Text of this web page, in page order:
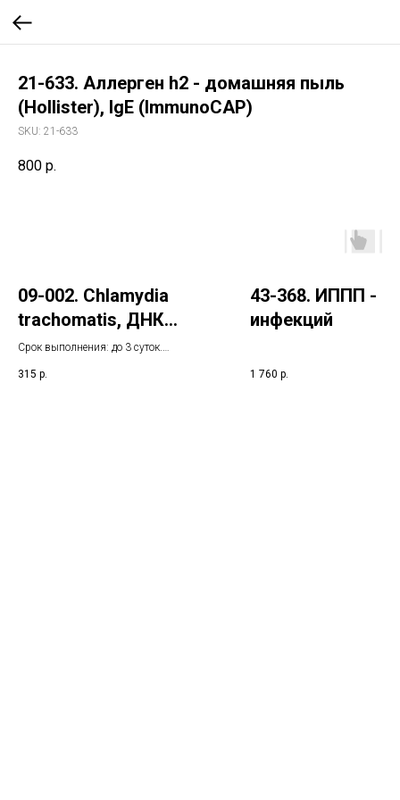
21-633. Аллерген h2 - домашняя пыль
(Hollister), IgE (ImmunoCAP)
SKU: 21-633
800 р.
09-002. Chlamydia
trachomatis, ДНК
[реал-тайм ПЦР]
Срок выполнения: до 3 суток.
взятия биоматериала
315 р.
43-368. ИППП -
инфекций
1 760 р.